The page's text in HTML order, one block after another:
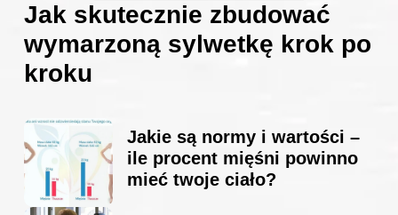
Jak skutecznie zbudować
wymarzoną sylwetkę krok po
kroku
Jakie są normy i wartości –
ile procent mięśni powinno
mieć twoje ciało?